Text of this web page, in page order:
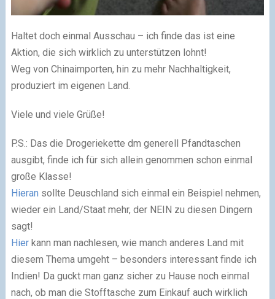
Haltet doch einmal Ausschau – ich finde das ist eine
Aktion, die sich wirklich zu unterstützen lohnt!
Weg von Chinaimporten, hin zu mehr Nachhaltigkeit,
produziert im eigenen Land.
Viele und viele Grüße!
P.S.: Das die Drogeriekette dm generell Pfandtaschen
ausgibt, finde ich für sich allein genommen schon einmal
große Klasse!
Hieran sollte Deuschland sich einmal ein Beispiel nehmen,
wieder ein Land/Staat mehr, der NEIN zu diesen Dingern
sagt!
Hierkann man nachlesen, wie manch anderes Land mit
diesem Thema umgeht – besonders interessant finde ich
Indien! Da guckt man ganz sicher zu Hause noch einmal
nach, ob man die Stofftasche zum Einkauf auch wirklich